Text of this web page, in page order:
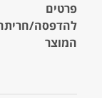
פרטים
להדפסה/
המוצר